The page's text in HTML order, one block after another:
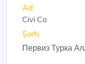
Ad:
Civi Co
Şərh:
Первиз Турка